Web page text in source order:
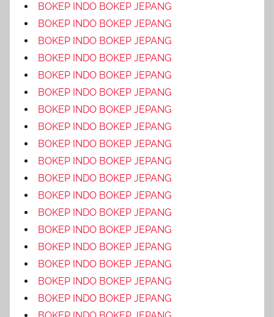
BOKEP INDO BOKEP JEPANG
BOKEP INDO BOKEP JEPANG
BOKEP INDO BOKEP JEPANG
BOKEP INDO BOKEP JEPANG
BOKEP INDO BOKEP JEPANG
BOKEP INDO BOKEP JEPANG
BOKEP INDO BOKEP JEPANG
BOKEP INDO BOKEP JEPANG
BOKEP INDO BOKEP JEPANG
BOKEP INDO BOKEP JEPANG
BOKEP INDO BOKEP JEPANG
BOKEP INDO BOKEP JEPANG
BOKEP INDO BOKEP JEPANG
BOKEP INDO BOKEP JEPANG
BOKEP INDO BOKEP JEPANG
BOKEP INDO BOKEP JEPANG
BOKEP INDO BOKEP JEPANG
BOKEP INDO BOKEP JEPANG